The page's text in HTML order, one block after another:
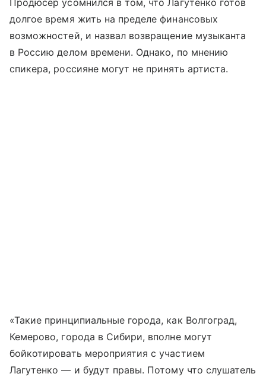
Продюсер усомнился в том, что Лагутенко готов
долгое время жить на пределе финансовых
возможностей, и назвал возвращение музыканта
в Россию делом времени. Однако, по мнению
спикера, россияне могут не принять артиста.
«Такие принципиальные города, как Волгоград,
Кемерово, города в Сибири, вполне могут
бойкотировать мероприятия с участием
Лагутенко — и будут правы. Потому что слушатель